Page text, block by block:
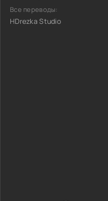
Все переводы:
HDrezka Studio